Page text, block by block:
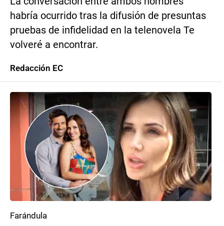
habría ocurrido tras la difusión de presuntas
pruebas de infidelidad en la telenovela Te
volveré a encontrar.
Redacción EC
Farándula